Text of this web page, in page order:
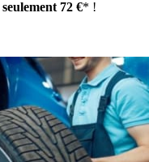
seulement 72 €* !